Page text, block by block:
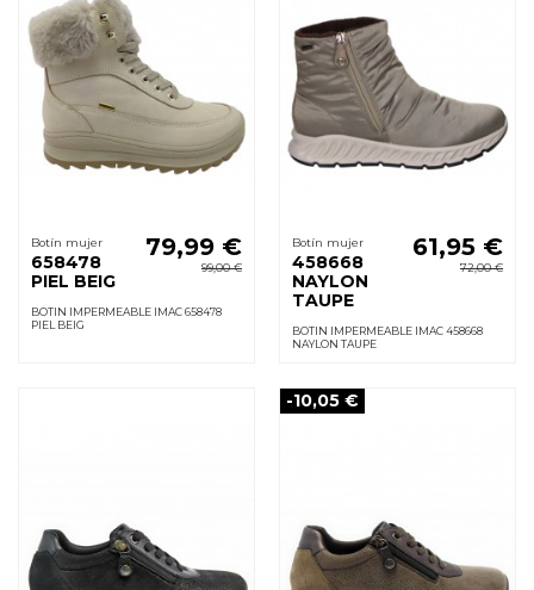
Botín mujer
658478
PIEL BEIG
79,99 €
99,00 €
BOTIN IMPERMEABLE IMAC 658478
PIEL BEIG
Botín mujer
458668
NAYLON
TAUPE
61,95 €
72,00 €
BOTIN IMPERMEABLE IMAC 458668
NAYLON TAUPE
-10,05 €